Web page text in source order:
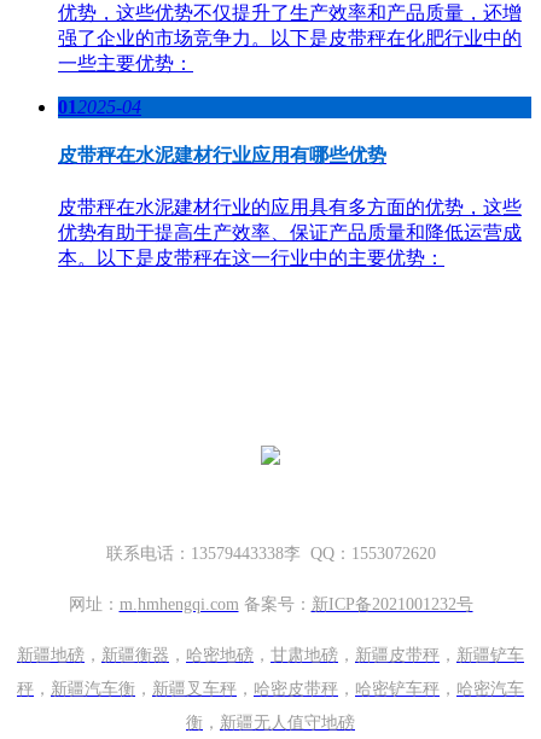
优势，这些优势不仅提升了生产效率和产品质量，还增
强了企业的市场竞争力。以下是皮带秤在化肥行业中的
一些主要优势：
012025-04
皮带秤在水泥建材行业应用有哪些优势
皮带秤在水泥建材行业的应用具有多方面的优势，这些
优势有助于提高生产效率、保证产品质量和降低运营成
本。以下是皮带秤在这一行业中的主要优势：
联系电话：13579443338李 QQ：1553072620
网址： m. hmhengqi.com 备案号： 新ICP备2021001232号
新疆地磅 ， 新疆衡器 ， 哈密地磅 ， 甘肃地磅 ， 新疆皮带秤 ， 新疆铲车
秤 ， 新疆汽车衡 ， 新疆叉车秤 ， 哈密皮带秤 ， 哈密铲车秤 ， 哈密汽车
衡 ， 新疆无人值守地磅